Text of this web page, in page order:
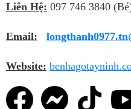
Liên Hệ: 097 746 3840
Email:
Website: